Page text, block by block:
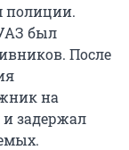
полиции.
был
После
на
задержал